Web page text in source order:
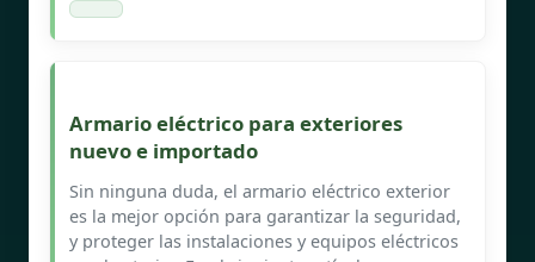
Armario eléctrico para exteriores
nuevo e importado
Sin ninguna duda, el armario eléctrico exterior
es la mejor opción para garantizar la seguridad,
y proteger las instalaciones y equipos eléctricos